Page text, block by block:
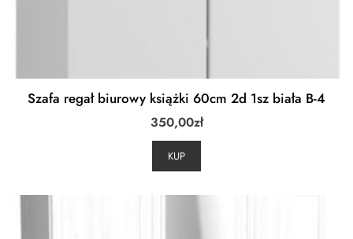
Szafa regał biurowy książki 60cm 2d 1sz biała B-4
350,00zł
KUP